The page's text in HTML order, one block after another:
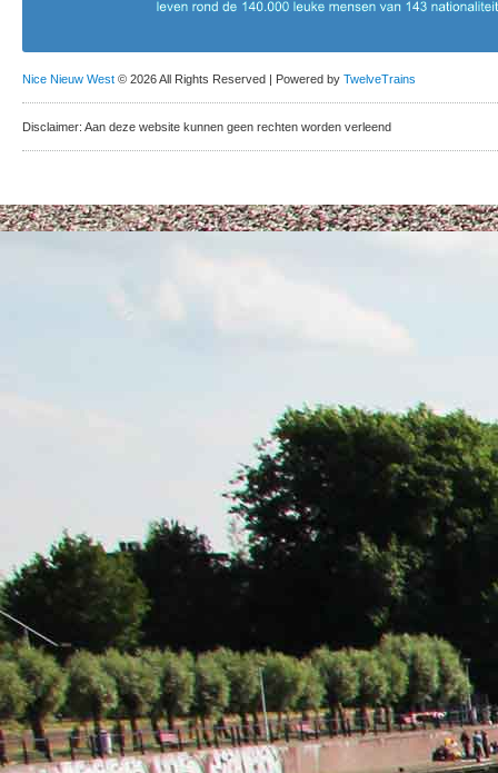
Nice Nieuw West © 2026 All Rights Reserved | Powered by TwelveTrains
Disclaimer: Aan deze website kunnen geen rechten worden verleend